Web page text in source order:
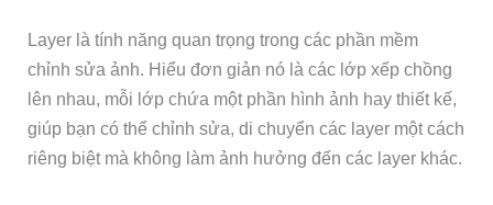
Layer là tính năng quan trọng trong các phần mềm
chỉnh sửa ảnh. Hiểu đơn giản nó là các lớp xếp chồng
lên nhau, mỗi lớp chứa một phần hình ảnh hay thiết kế,
giúp bạn có thể chỉnh sửa, di chuyển các layer một cách
riêng biệt mà không làm ảnh hưởng đến các layer khác.